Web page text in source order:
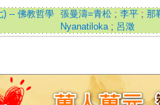
) -- 佛教哲學 張曼濤=青松 ; 李平 ; 那
Nyanatiloka ; 呂澂